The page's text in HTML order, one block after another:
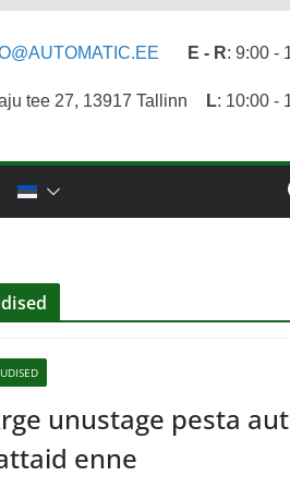
tee 27, 13917 Tallinn
E - R: 9:00 -
L: 10:00 -
unustage pesta
enne